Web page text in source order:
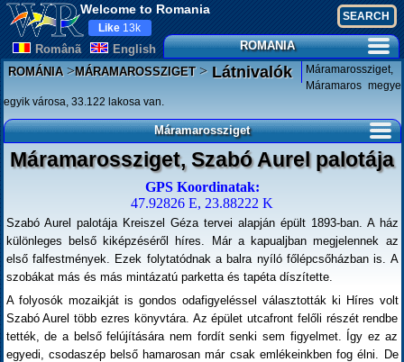
Welcome to Romania
Românã English
Like 13k
ROMANIA
ROMÁNIA>MÁRAMAROSSZIGET>Látnivalók
Máramarossziget,
Máramaros megye
egyik városa, 33.122 lakosa van.
Máramarossziget
Máramarossziget, Szabó Aurel palotája
GPS Koordinatak:
47.92826 E, 23.88222 K
Szabó Aurel palotája Kreiszel Géza tervei alapján épült 1893-ban. A ház
különleges belső kiképzéséről híres. Már a kapualjban megjelennek az
első falfestmények. Ezek folytatódnak a balra nyíló főlépcsőházban is. A
szobákat más és más mintázatú parketta és tapéta díszítette.
A folyosók mozaikját is gondos odafigyeléssel választották ki Híres volt
Szabó Aurel több ezres könyvtára. Az épület utcafront felőli részét rendbe
tették, de a belső felújítására nem fordít senki sem figyelmet. Így ez az
egyedi, csodaszép belső hamarosan már csak emlékeinkben fog élni. De